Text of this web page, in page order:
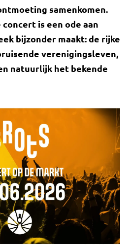
samenkomen.
is een ode aan
bijzonder maakt: de rijke
verenigingsleven,
natuurlijk het bekende